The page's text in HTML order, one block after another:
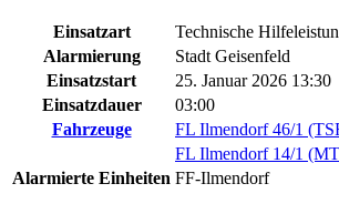
Einsatzart
Technische
Alarmierung
Stadt Geisenfeld
Einsatzstart
25. Januar 2026 13:30
Einsatzdauer
03:00
Fahrzeuge
FL Ilmendorf 46/1
FL Ilmendorf 14/1
Alarmierte Einheiten FF-Ilmendorf